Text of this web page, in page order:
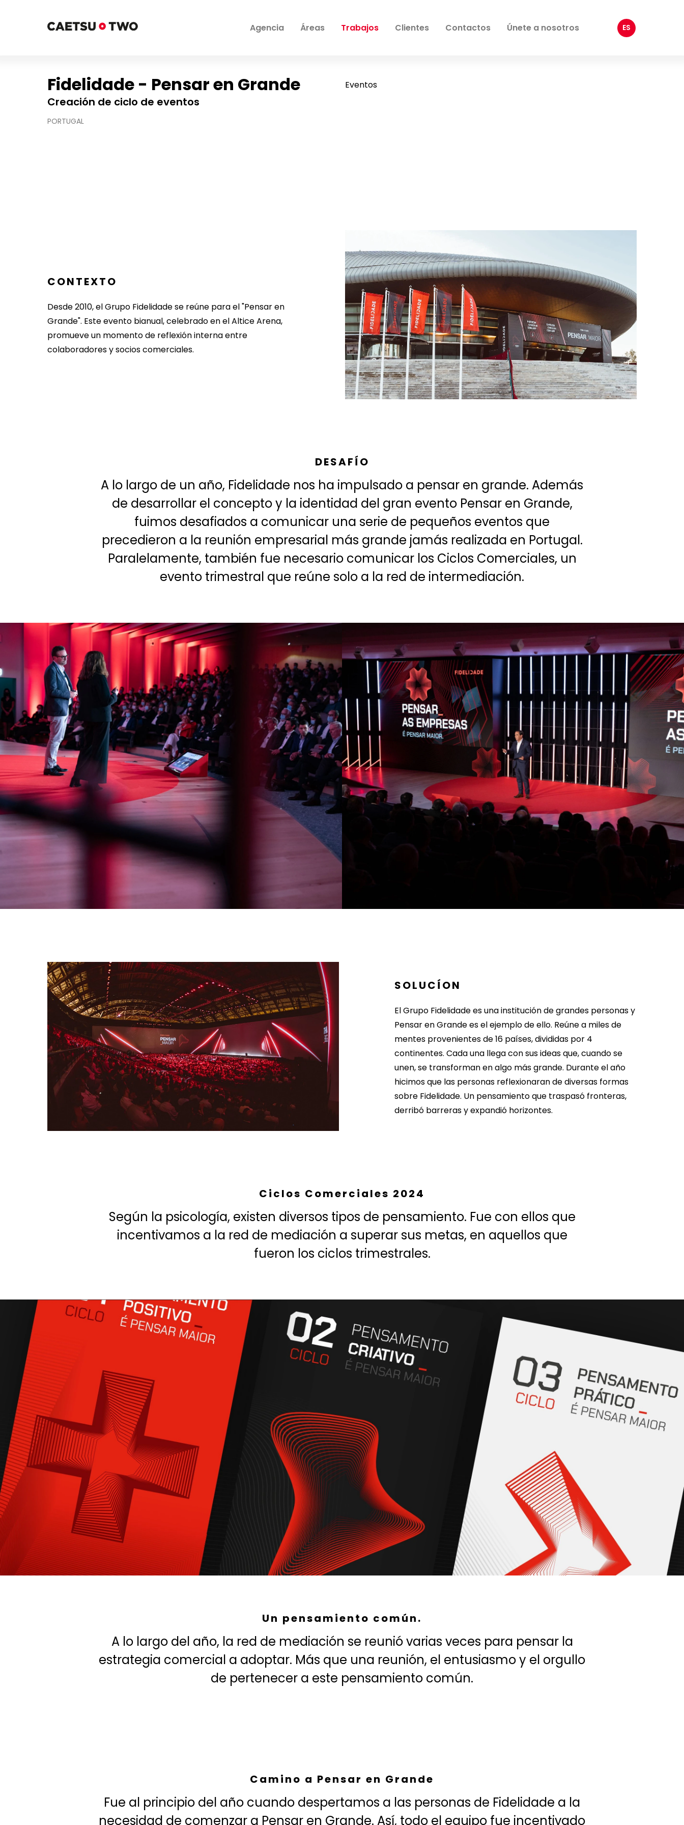
Agencia Áreas Trabajos Clientes Contactos Únete a nosotros ES
Fidelidade - Pensar en Grande
Creación de ciclo de eventos
PORTUGAL
Eventos
CONTEXTO
Desde 2010, el Grupo Fidelidade se reúne para el "Pensar en
Grande". Este evento bianual, celebrado en el Altice Arena,
promueve un momento de reflexión interna entre
colaboradores y socios comerciales.
DESAFÍO
A lo largo de un año, Fidelidade nos ha impulsado a pensar en grande. Además
de desarrollar el concepto y la identidad del gran evento Pensar en Grande,
fuimos desafiados a comunicar una serie de pequeños eventos que
precedieron a la reunión empresarial más grande jamás realizada en Portugal.
Paralelamente, también fue necesario comunicar los Ciclos Comerciales, un
evento trimestral que reúne solo a la red de intermediación.
SOLUCÍON
El Grupo Fidelidade es una institución de grandes personas y
Pensar en Grande es el ejemplo de ello. Reúne a miles de
mentes provenientes de 16 países, divididas por 4
continentes. Cada una llega con sus ideas que, cuando se
unen, se transforman en algo más grande. Durante el año
hicimos que las personas reflexionaran de diversas formas
sobre Fidelidade. Un pensamiento que traspasó fronteras,
derribó barreras y expandió horizontes.
Ciclos Comerciales 2024
Según la psicología, existen diversos tipos de pensamiento. Fue con ellos que
incentivamos a la red de mediación a superar sus metas, en aquellos que
fueron los ciclos trimestrales.
Un pensamiento común.
A lo largo del año, la red de mediación se reunió varias veces para pensar la
estrategia comercial a adoptar. Más que una reunión, el entusiasmo y el orgullo
de pertenecer a este pensamiento común.
Camino a Pensar en Grande
Fue al principio del año cuando despertamos a las personas de Fidelidade a la
necesidad de comenzar a Pensar en Grande. Así, todo el equipo fue incentivado